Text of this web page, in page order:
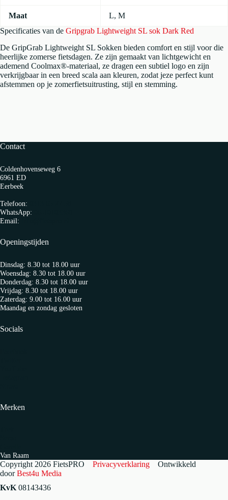
Specificaties van de Gripgrab Lightweight SL sok Dark Red
De GripGrab Lightweight SL Sokken bieden comfort en stijl voor die
heerlijke zomerse fietsdagen. Ze zijn gemaakt van lichtgewicht en
ademend Coolmax®-materiaal, ze dragen een subtiel logo en zijn
verkrijgbaar in een breed scala aan kleuren, zodat jeze perfect kunt
afstemmen op je zomerfietsuitrusting, stijl en stemming.
Maat L, M
Contact
Coldenhovenseweg 6
6961 ED
Eerbeek
Telefoon:
WhatsApp:
Email:
Openingstijden
Dinsdag: 8.30 tot 18.00 uur
Woensdag: 8.30 tot 18.00 uur
Donderdag: 8.30 tot 18.00 uur
Vrijdag: 8.30 tot 18.00 uur
Zaterdag: 9.00 tot 16.00 uur
Maandag en zondag gesloten
Socials
Merken
Van Raam
Copyright 2026 FietsPRO Privacyverklaring Ontwikkeld
doorBest4u Media
KvK 08143436